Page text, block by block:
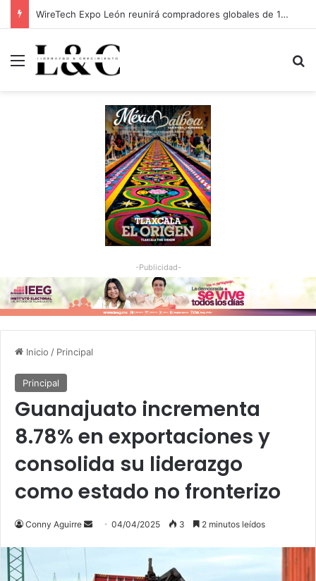
WireTech Expo León reunirá compradores globales de 17 países
Menu
-Publicidad-
Inicio / Principal
Principal
Guanajuato incrementa
8.78% en exportaciones y
consolida su liderazgo
como estado no fronterizo
Conny Aguirre
d
04/04/2025 3 2 minutos leídos